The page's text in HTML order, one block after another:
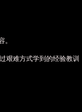
艰难方式学到的经验教训